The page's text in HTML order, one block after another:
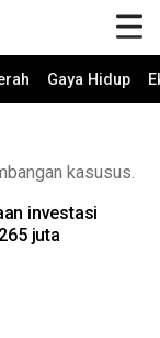
Gaya Hidup
kasusus.
investasi
juta